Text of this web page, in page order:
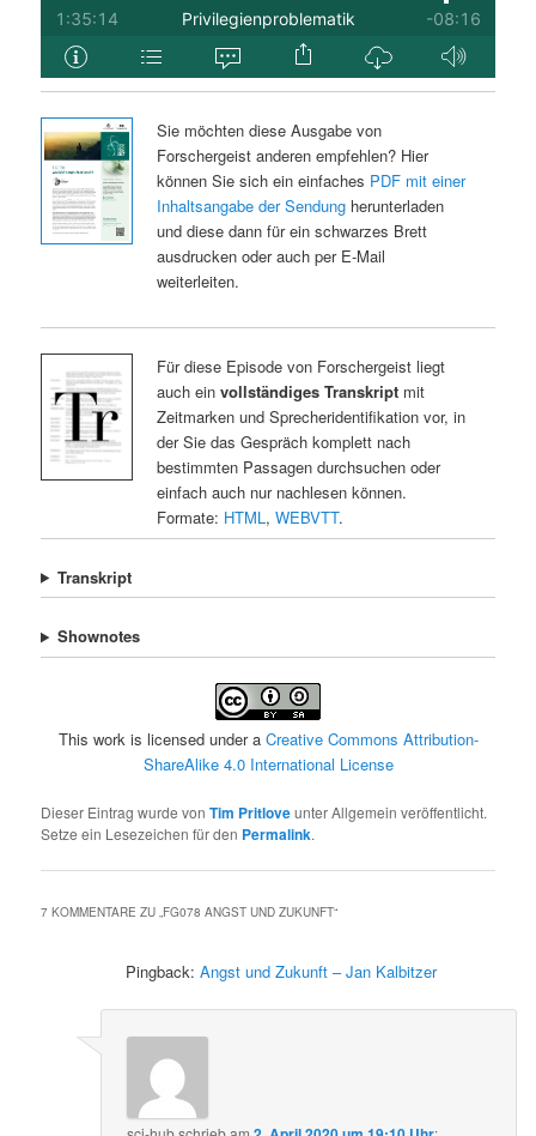
Sie möchten diese Ausgabe von
Forschergeist anderen empfehlen? Hier
können Sie sich ein einfaches PDF mit einer
Inhaltsangabe der Sendungherunterladen
und diese dann für ein schwarzes Brett
ausdrucken oder auch per E-Mail
weiterleiten.
Für diese Episode von Forschergeist liegt
auch ein vollständiges Transkriptmit
Zeitmarken und Sprecheridentifikation vor, in
der Sie das Gespräch komplett nach
bestimmten Passagen durchsuchen oder
einfach auch nur nachlesen können.
Formate: HTML, WEBVTT.
Transkript
Shownotes
This work is licensed under a Creative Commons Attribution-
ShareAlike 4.0 International License
Dieser Eintrag wurde vonTim Pritloveunter Allgemein veröffentlicht.
Setze ein Lesezeichen für den Permalink.
7 KOMMENTARE ZU „FG078 ANGST UND ZUKUNFT“
Pingback:Angst und Zukunft – Jan Kalbitzer